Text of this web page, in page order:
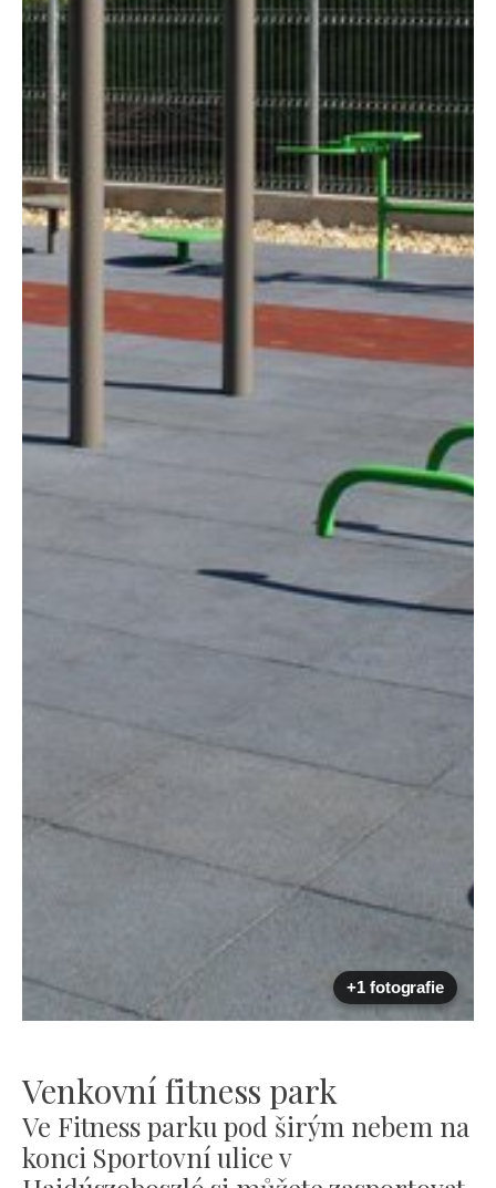
+1 fotografie
Venkovní fitness park
Ve Fitness parku pod širým nebem na
konci Sportovní ulice v